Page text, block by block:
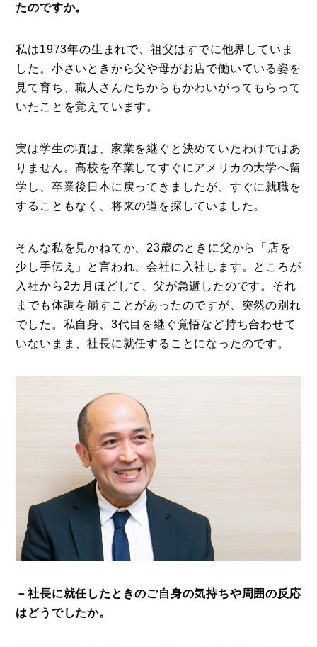
たのですか。
私は1973年の生まれで、祖父はすでに他界していま
した。小さいときから父や母がお店で働いている姿を
見て育ち、職人さんたちからもかわいがってもらって
いたことを覚えています。
実は学生の頃は、家業を継ぐと決めていたわけではあ
りません。高校を卒業してすぐにアメリカの大学へ留
学し、卒業後日本に戻ってきましたが、すぐに就職を
することもなく、将来の道を探していました。
そんな私を見かねてか、23歳のときに父から「店を
少し手伝え」と言われ、会社に入社します。ところが
入社から2カ月ほどして、父が急逝したのです。それ
までも体調を崩すことがあったのですが、突然の別れ
でした。私自身、3代目を継ぐ覚悟など持ち合わせて
いないまま、社長に就任することになったのです。
－社長に就任したときのご自身の気持ちや周囲の反応
はどうでしたか。